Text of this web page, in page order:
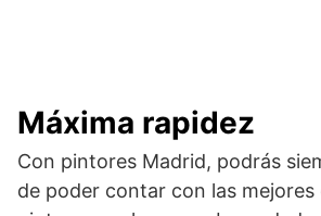
Máxima rapidez
Con pintores Madrid, podrás
de poder contar con las mejores